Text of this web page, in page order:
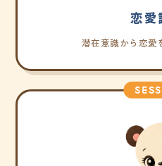
恋愛
潜在意識から恋愛